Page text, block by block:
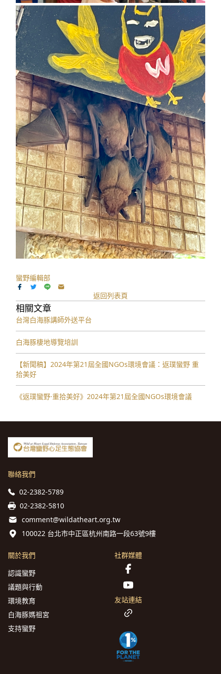
蠻野編輯部
返回列表頁
相關文章
台灣白海豚講師外送平台
白海豚棲地導覽培訓
【新聞稿】2024年第21屆全國NGOs環境會議：返璞蠻野 重
拾美好
《返璞蠻野·重拾美好》2024年第21屆全國NGOs環境會議
聯絡我們
02-2382-5789
02-2382-5810
comment@wildatheart.org.tw
100022 台北市中正區杭州南路一段63號9樓
關於我們
認識蠻野
議題與行動
環境教育
白海豚媽祖宮
支持蠻野
社群媒體
友站連結